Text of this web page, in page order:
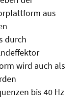
aus
durch
wird auch als
bis 40 Hz